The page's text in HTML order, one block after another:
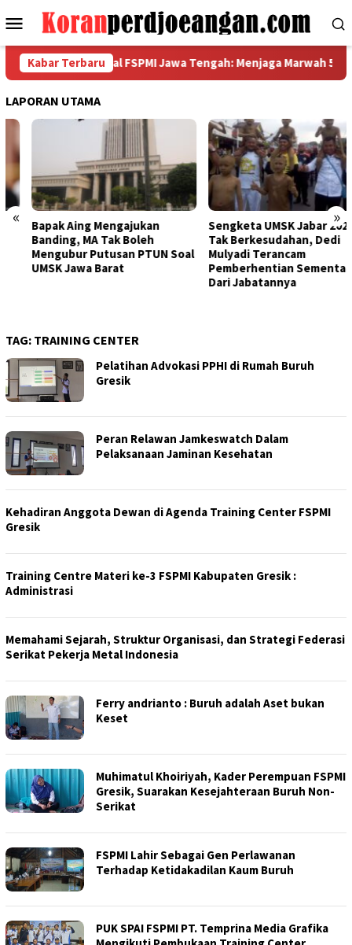
ke
Menu
Mobile
Kabar Terbaru
Garda Metal FSPMI Jawa Tengah: Menjaga Marwah 5 Sikap,
LAPORAN UTAMA
« »
Bapak Aing Mengajukan
Banding, MA Tak Boleh
Mengubur Putusan PTUN Soal
UMSK Jawa Barat
Sengketa UMSK Jabar 2026
Tak Berkesudahan, Dedi
Mulyadi Terancam
Pemberhentian Sementara
Dari Jabatannya
TAG: TRAINING CENTER
Pelatihan Advokasi PPHI di Rumah Buruh
Gresik
Peran Relawan Jamkeswatch Dalam
Pelaksanaan Jaminan Kesehatan
Kehadiran Anggota Dewan di Agenda Training Center FSPMI
Gresik
Training Centre Materi ke-3 FSPMI Kabupaten Gresik :
Administrasi
Memahami Sejarah, Struktur Organisasi, dan Strategi Federasi
Serikat Pekerja Metal Indonesia
Ferry andrianto : Buruh adalah Aset bukan
Keset
Muhimatul Khoiriyah, Kader Perempuan FSPMI
Gresik, Suarakan Kesejahteraan Buruh Non-
Serikat
FSPMI Lahir Sebagai Gen Perlawanan
Terhadap Ketidakadilan Kaum Buruh
PUK SPAI FSPMI PT. Temprina Media Grafika